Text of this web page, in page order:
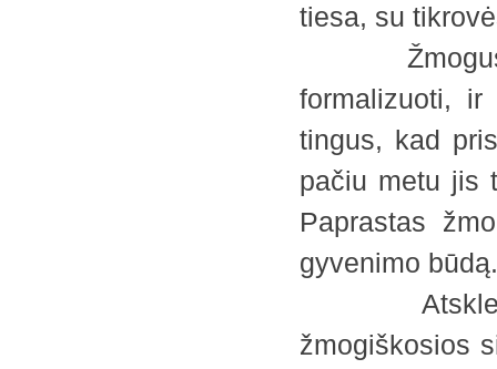
tiesa, su
Žmogus
formalizuoti,
tingus, kad
pačiu metu jis
Paprastas
gyvenimo būdą.
Atskleista
žmogiškosios